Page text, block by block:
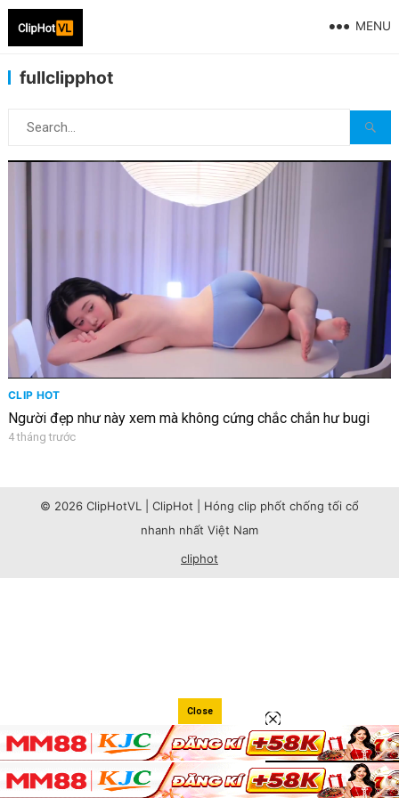
MENU
fullclipphot
CLIP HOT
Người đẹp như này xem mà không cứng chắc chắn hư bugi
4 tháng trước
© 2026 ClipHotVL | ClipHot | Hóng clip phốt chống tối cổ
nhanh nhất Việt Nam
cliphot
Close